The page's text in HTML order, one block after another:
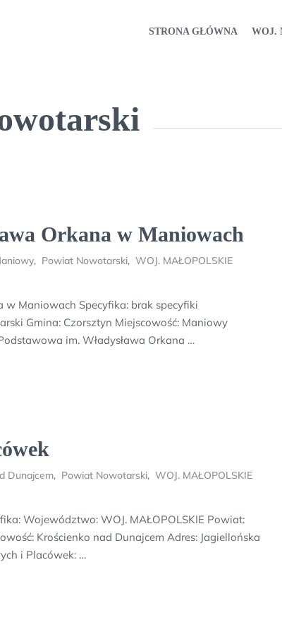
STRONA GŁÓWNA WOJ.
Orkana w Maniowach
, Powiat Nowotarski, WOJ. MAŁOPOLSKIE
w Maniowach Specyfika: brak specyfiki
Gmina: Czorsztyn Miejscowość: Maniowy
im. Władysława Orkana …
Dunajcem, Powiat Nowotarski, WOJ. MAŁOPOLSKIE
Województwo: WOJ. MAŁOPOLSKIE Powiat:
Krościenko nad Dunajcem Adres: Jagiellońska
i Placówek: …